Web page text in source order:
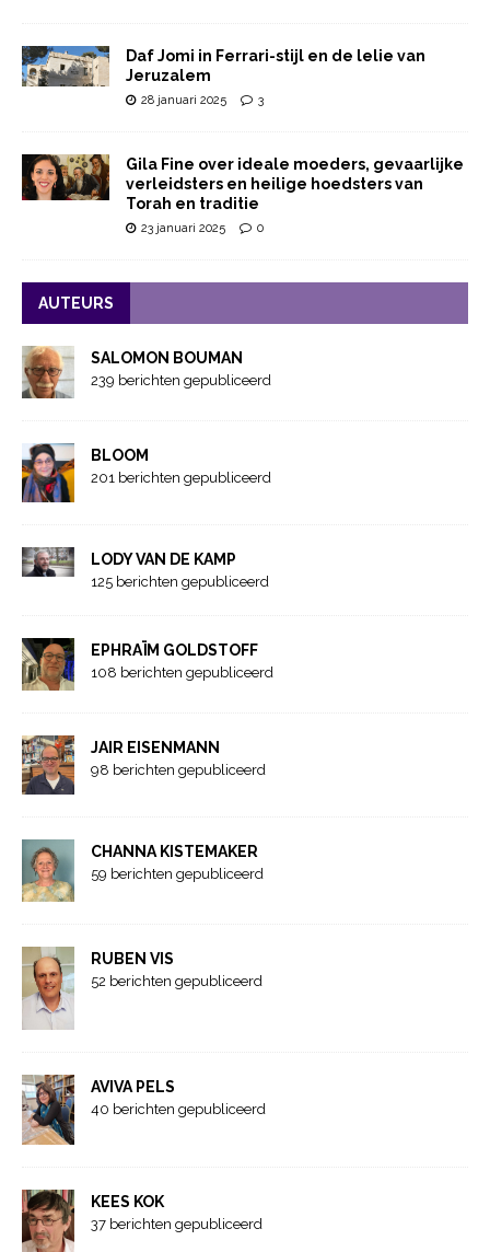
Daf Jomi in Ferrari-stijl en de lelie van
Jeruzalem
28 januari 2025 3
Gila Fine over ideale moeders, gevaarlijke
verleidsters en heilige hoedsters van
Torah en traditie
23 januari 2025 0
AUTEURS
SALOMON BOUMAN
239 berichten gepubliceerd
BLOOM
201 berichten gepubliceerd
LODY VAN DE KAMP
125 berichten gepubliceerd
EPHRAÏM GOLDSTOFF
108 berichten gepubliceerd
JAIR EISENMANN
98 berichten gepubliceerd
CHANNA KISTEMAKER
59 berichten gepubliceerd
RUBEN VIS
52 berichten gepubliceerd
AVIVA PELS
40 berichten gepubliceerd
KEES KOK
37 berichten gepubliceerd